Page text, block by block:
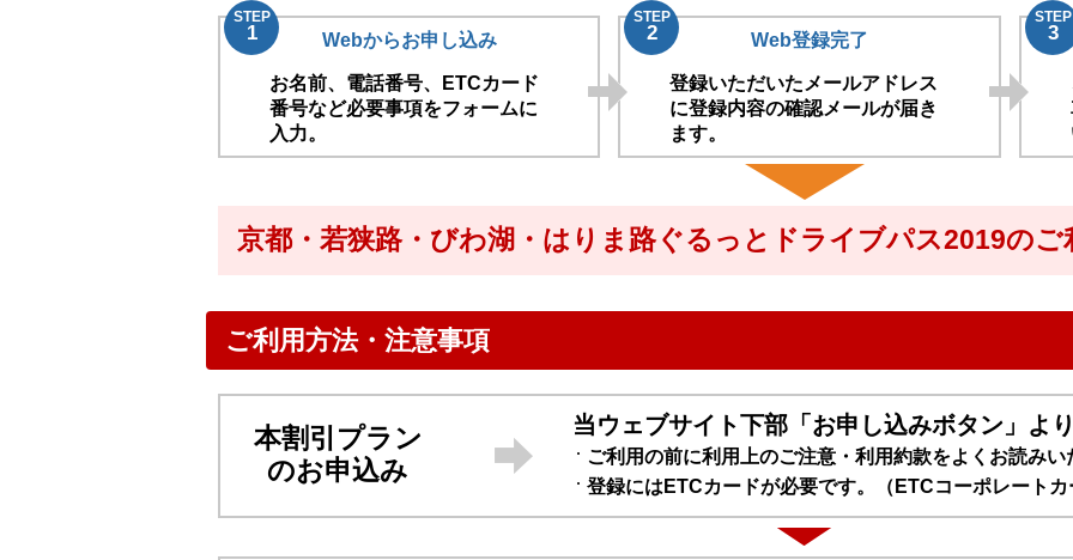
STEP
1 Webからお申し込み
お名前、電話番号、ETCカード
番号など必要事項をフォームに
入力。
STEP
2 Web登録完了
登録いただいたメールアドレス
に登録内容の確認メールが届き
ます。
STEP
3
京都・若狭路・びわ湖・はりま路ぐるっとドライブパス2019の
ご利用方法・注意事項
本割引プラン
のお申込み
当ウェブサイト下部「お申し込みボタン」よ
ご利用の前に利用上のご注意・利用約款をよくお読み
登録にはETCカードが必要です。（ETCコーポレート